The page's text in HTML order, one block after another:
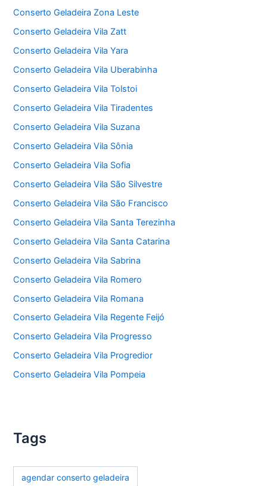
Conserto Geladeira Zona Leste
Conserto Geladeira Vila Zatt
Conserto Geladeira Vila Yara
Conserto Geladeira Vila Uberabinha
Conserto Geladeira Vila Tolstoi
Conserto Geladeira Vila Tiradentes
Conserto Geladeira Vila Suzana
Conserto Geladeira Vila Sônia
Conserto Geladeira Vila Sofia
Conserto Geladeira Vila São Silvestre
Conserto Geladeira Vila São Francisco
Conserto Geladeira Vila Santa Terezinha
Conserto Geladeira Vila Santa Catarina
Conserto Geladeira Vila Sabrina
Conserto Geladeira Vila Romero
Conserto Geladeira Vila Romana
Conserto Geladeira Vila Regente Feijó
Conserto Geladeira Vila Progresso
Conserto Geladeira Vila Progredior
Conserto Geladeira Vila Pompeia
Tags
agendar conserto geladeira